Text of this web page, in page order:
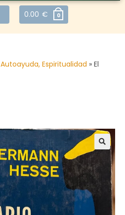
0.00 € 0
Autoayuda, Espiritualidad » El